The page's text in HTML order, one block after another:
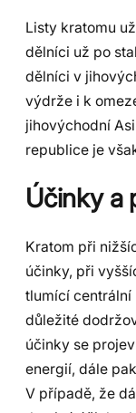
Listy kratomu
dělníci už po
dělníci v
výdrže i k
jihovýchodní
republice je
Účinky a
Kratom při
účinky, při
tlumící centrální
důležité
účinky se
energií, dále
V případě, že